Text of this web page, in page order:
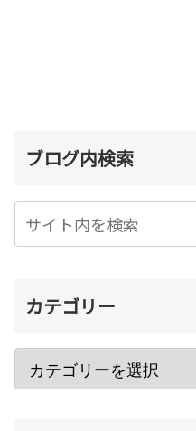
ブログ内検索
カテゴリー